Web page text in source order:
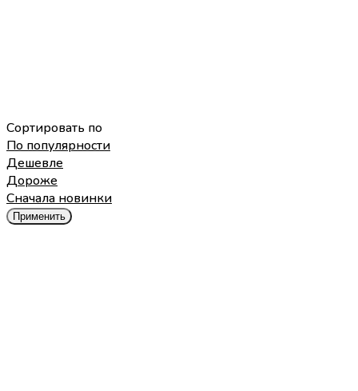
Сортировать по
По популярности
Дешевле
Дороже
Cначала новинки
Применить